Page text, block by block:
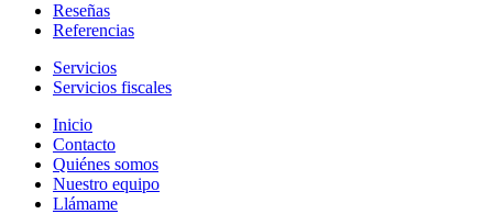
Reseñas
Referencias
Servicios
Servicios fiscales
Inicio
Contacto
Quiénes somos
Nuestro equipo
Llámame